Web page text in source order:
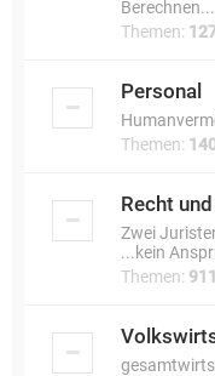
Berechnen...
Themen:
Personal
Themen:
Recht
Zwei
...kein
Themen: 911